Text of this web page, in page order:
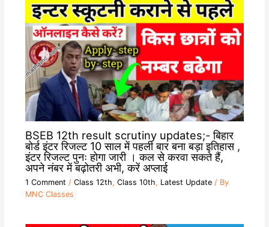
BSEB 12th result scrutiny updates;- बिहार
बोर्ड इंटर रिजल्ट 10 साल में पहली बार बना बड़ा इतिहास ,
इंटर रिजल्ट पुनः होगा जारी । कल से करवा सकते हैं,
अपने नंबर में बढ़ोतरी अभी, करें अप्लाई
1 Comment / Class 12th, Class 10th, Latest Update/ By
MNC Classes